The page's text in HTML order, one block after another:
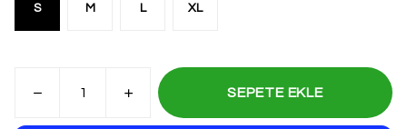
S M L XL
SEPETE EKLE